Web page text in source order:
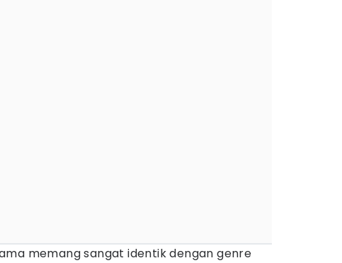
memang sangat identik dengan genre